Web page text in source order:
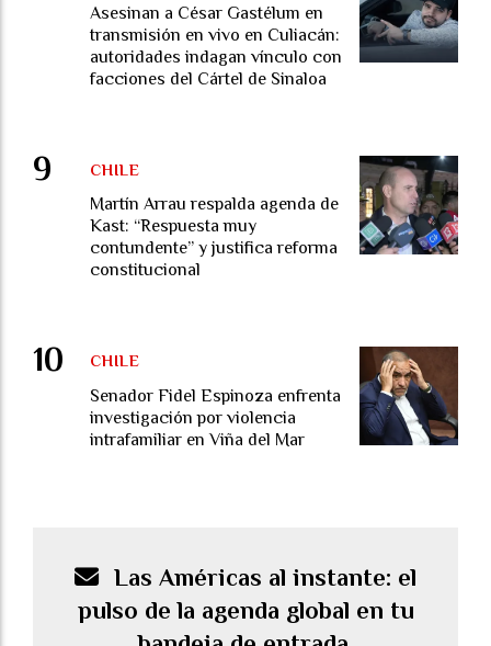
Asesinan a César Gastélum en
transmisión en vivo en Culiacán:
autoridades indagan vínculo con
facciones del Cártel de Sinaloa
Martín Arrau respalda agenda de
Kast: “Respuesta muy
contundente” y justifica reforma
constitucional
CHILE
Senador Fidel Espinoza enfrenta
investigación por violencia
intrafamiliar en Viña del Mar
CHILE
Las Américas al instante: el
pulso de la agenda global en tu